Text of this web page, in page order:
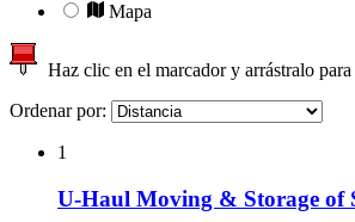
Mapa
Haz clic en el marcador y arrástralo
Ordenar por:
1
U-Haul Moving & Storage of